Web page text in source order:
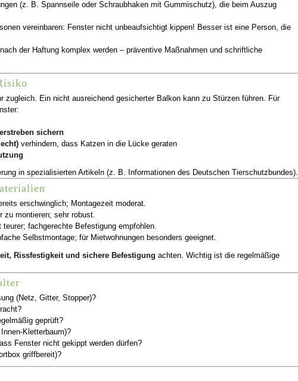
(z. B. Spannseile oder Schraubhaken mit Gummischutz), die beim Auszug
vereinbaren: Fenster nicht unbeaufsichtigt kippen! Besser ist eine Person, die
der Haftung komplex werden – präventive Maßnahmen und schriftliche
zugleich. Ein nicht ausreichend gesicherter Balkon kann zu Stürzen führen. Für
sichern
verhindern, dass Katzen in die Lücke geraten
in spezialisierten Artikeln (z. B. Informationen des Deutschen Tierschutzbundes).
erschwinglich; Montagezeit moderat.
zu montieren; sehr robust.
fachgerechte Befestigung empfohlen.
Selbstmontage; für Mietwohnungen besonders geeignet.
Rissfestigkeit und sichere Befestigung achten. Wichtig ist die regelmäßige
(Netz, Gitter, Stopper)?
geprüft?
Kletterbaum)?
Fenster nicht gekippt werden dürfen?
griffbereit)?